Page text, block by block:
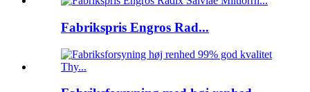
Fabrikspris Engros Rad...